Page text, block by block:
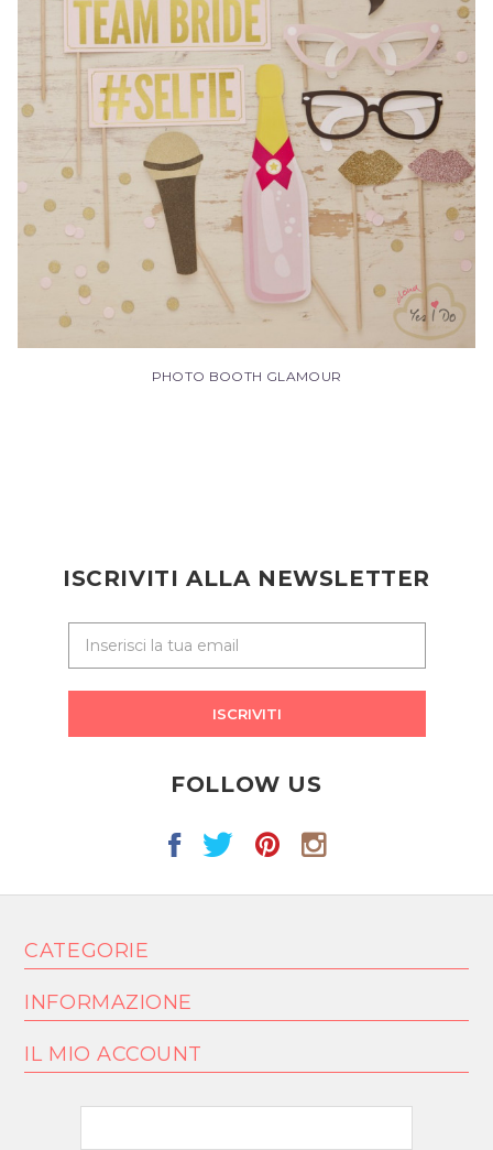
PHOTO BOOTH GLAMOUR
ISCRIVITI ALLA NEWSLETTER
ISCRIVITI
FOLLOW US
CATEGORIE
INFORMAZIONE
IL MIO ACCOUNT